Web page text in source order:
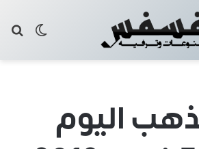
اليوم